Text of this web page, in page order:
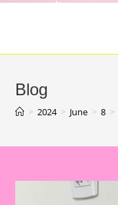
Blog
> 2024 > June > 8 >